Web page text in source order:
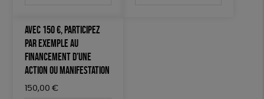
AVEC 150 €, PARTICIPEZ
PAR EXEMPLE AU
FINANCEMENT D’UNE
ACTION OU MANIFESTATION
150,00 €